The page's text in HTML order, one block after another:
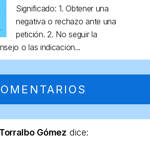
Significado: 1. Obtener una
negativa o rechazo ante una
petición. 2. No seguir la
o las indicacion...
Gómez dice: